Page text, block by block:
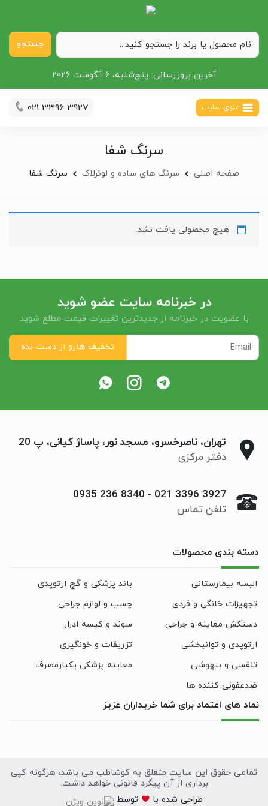
جستجو
آخرین بروزرسانی: پنج‌شنبه، 6 آگوست 2026
منوی سایت 021 3396 3927
سرنگ شفا
صفحه اصلی سرنگ های ساده و لوئرلاک سرنگ شفا
هیچ محصولی یافت نشد.
در خبرنامه سایت عضو شوید
با عضویت در خبرنامه از جدیدترین تغییرات قیمت مطلع شوید
تهران، ناصرخسرو، مسجد نور، پاساژ کیانی، پ 20
دفتر مرکزی
021 3396 3927
-
0935 236 8340
تلفن تماس
دسته بندی محصولات
البسه بیمارستانی
باند پزشکی و گچ ارتوپدی
تجهیزات خانگی و فردی
چسب و لوازم جراحی
دستکش معاینه و جراحی
سوند و کیسه ادرار
ارتوپدی و توانبخشی
تزریقات و خونگیری
تنفسی و بیهوشی
معاینه پزشکی یکبارمصرف
ضدعفونی کننده ها
نماد های اعتماد برای شما خریداران عزیز
تمامی حقوق این سایت متعلق به کوشاطب می باشد، هرگونه کپی
برداری از آن پیگرد قانونی خواهد داشت.
طراحی سایت
شده با توسط